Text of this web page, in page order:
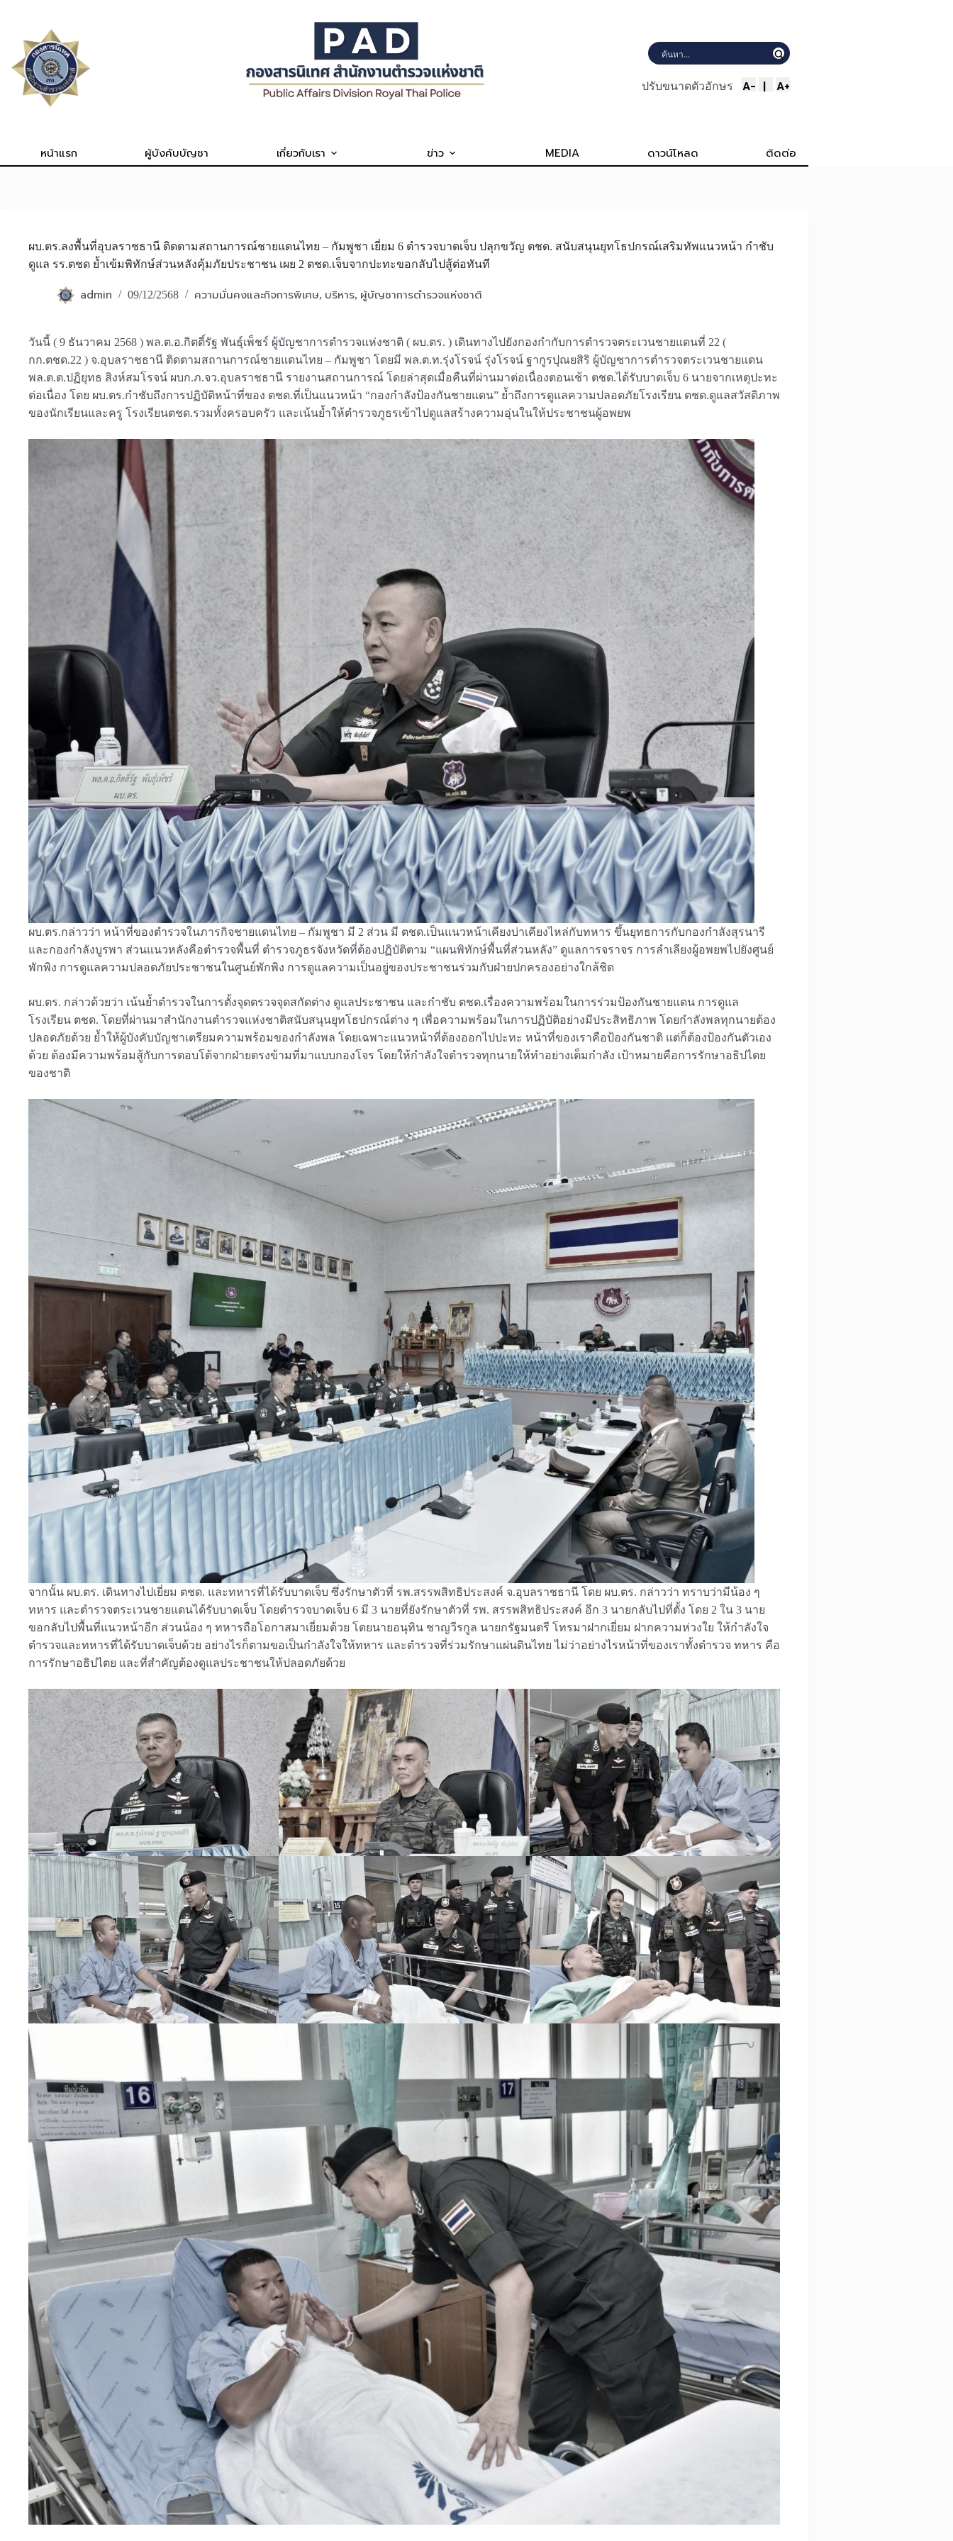
content
ปรับขนาดตัวอักษร A- | A+
หน้าแรก ผู้บังคับบัญชา เกี่ยวกับเรา ข่าว MEDIA ดาวน์โหลด ติดต่อ
ผบ.ตร.ลงพื้นที่อุบลราชธานี ติดตามสถานการณ์ชายแดนไทย – กัมพูชา เยี่ยม 6 ตำรวจบาดเจ็บ ปลุกขวัญ ตชด. สนับสนุนยุทโธปกรณ์เสริมทัพแนวหน้า กำชับ
ดูแล รร.ตชด ย้ำเข้มพิทักษ์ส่วนหลังคุ้มภัยประชาชน เผย 2 ตชด.เจ็บจากปะทะขอกลับไปสู้ต่อทันที
admin 09/12/2568 ความมั่นคงและกิจการพิเศษ, บริหาร, ผู้บัญชาการตำรวจแห่งชาติ
วันนี้ ( 9 ธันวาคม 2568 ) พล.ต.อ.กิตติ์รัฐ พันธุ์เพ็ชร์ ผู้บัญชาการตำรวจแห่งชาติ ( ผบ.ตร. ) เดินทางไปยังกองกำกับการตำรวจตระเวนชายแดนที่ 22 (
กก.ตชด.22 ) จ.อุบลราชธานี ติดตามสถานการณ์ชายแดนไทย – กัมพูชา โดยมี พล.ต.ท.รุ่งโรจน์ รุ่งโรจน์ ฐากูรปุณยสิริ ผู้บัญชาการตำรวจตระเวนชายแดน
พล.ต.ต.ปฏิยุทธ สิงห์สมโรจน์ ผบก.ภ.จว.อุบลราชธานี รายงานสถานการณ์ โดยล่าสุดเมื่อคืนที่ผ่านมาต่อเนื่องตอนเช้า ตชด.ได้รับบาดเจ็บ 6 นายจากเหตุปะทะ
ต่อเนื่อง โดย ผบ.ตร.กำชับถึงการปฏิบัติหน้าที่ของ ตชด.ที่เป็นแนวหน้า “กองกำลังป้องกันชายแดน” ย้ำถึงการดูแลความปลอดภัยโรงเรียน ตชด.ดูแลสวัสดิภาพ
ของนักเรียนและครู โรงเรียนตชด.รวมทั้งครอบครัว และเน้นย้ำให้ตำรวจภูธรเข้าไปดูแลสร้างความอุ่นในให้ประชาชนผู้อพยพ
ผบ.ตร.กล่าวว่า หน้าที่ของตำรวจในภารกิจชายแดนไทย – กัมพูชา มี 2 ส่วน มี ตชด.เป็นแนวหน้าเคียงบ่าเคียงไหล่กับทหาร ขึ้นยุทธการกับกองกำลังสุรนารี
และกองกำลังบูรพา ส่วนแนวหลังคือตำรวจพื้นที่ ตำรวจภูธรจังหวัดที่ต้องปฏิบัติตาม “แผนพิทักษ์พื้นที่ส่วนหลัง” ดูแลการจราจร การลำเลียงผู้อพยพไปยังศูนย์
พักพิง การดูแลความปลอดภัยประชาชนในศูนย์พักพิง การดูแลความเป็นอยู่ของประชาชนร่วมกับฝ่ายปกครองอย่างใกล้ชิด
ผบ.ตร. กล่าวด้วยว่า เน้นย้ำตำรวจในการตั้งจุดตรวจจุดสกัดต่าง ดูแลประชาชน และกำชับ ตชด.เรื่องความพร้อมในการร่วมป้องกันชายแดน การดูแล
โรงเรียน ตชด. โดยที่ผ่านมาสำนักงานตำรวจแห่งชาติสนับสนุนยุทโธปกรณ์ต่าง ๆ เพื่อความพร้อมในการปฏิบัติอย่างมีประสิทธิภาพ โดยกำลังพลทุกนายต้อง
ปลอดภัยด้วย ย้ำให้ผู้บังคับบัญชาเตรียมความพร้อมของกำลังพล โดยเฉพาะแนวหน้าที่ต้องออกไปปะทะ หน้าที่ของเราคือป้องกันชาติ แต่ก็ต้องป้องกันตัวเอง
ด้วย ต้องมีความพร้อมสู้กับการตอบโต้จากฝ่ายตรงข้ามที่มาแบบกองโจร โดยให้กำลังใจตำรวจทุกนายให้ทำอย่างเต็มกำลัง เป้าหมายคือการรักษาอธิปไตย
ของชาติ
จากนั้น ผบ.ตร. เดินทางไปเยี่ยม ตชด. และทหารที่ได้รับบาดเจ็บ ซึ่งรักษาตัวที่ รพ.สรรพสิทธิประสงค์ จ.อุบลราชธานี โดย ผบ.ตร. กล่าวว่า ทราบว่ามีน้อง ๆ
ทหาร และตำรวจตระเวนชายแดนได้รับบาดเจ็บ โดยตำรวจบาดเจ็บ 6 มี 3 นายที่ยังรักษาตัวที่ รพ. สรรพสิทธิประสงค์ อีก 3 นายกลับไปที่ตั้ง โดย 2 ใน 3 นาย
ขอกลับไปพื้นที่แนวหน้าอีก ส่วนน้อง ๆ ทหารถือโอกาสมาเยี่ยมด้วย โดยนายอนุทิน ชาญวีรกูล นายกรัฐมนตรี โทรมาฝากเยี่ยม ฝากความห่วงใย ให้กำลังใจ
ตำรวจและทหารที่ได้รับบาดเจ็บด้วย อย่างไรก็ตามขอเป็นกำลังใจให้ทหาร และตำรวจที่ร่วมรักษาแผ่นดินไทย ไม่ว่าอย่างไรหน้าที่ของเราทั้งตำรวจ ทหาร คือ
การรักษาอธิปไตย และที่สำคัญต้องดูแลประชาชนให้ปลอดภัยด้วย